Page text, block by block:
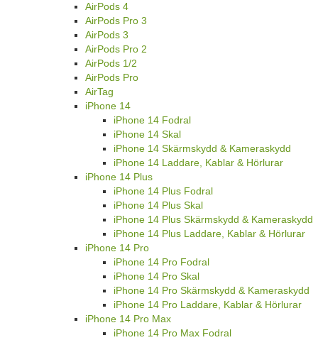
AirPods 4
AirPods Pro 3
AirPods 3
AirPods Pro 2
AirPods 1/2
AirPods Pro
AirTag
iPhone 14
iPhone 14 Fodral
iPhone 14 Skal
iPhone 14 Skärmskydd & Kameraskydd
iPhone 14 Laddare, Kablar & Hörlurar
iPhone 14 Plus
iPhone 14 Plus Fodral
iPhone 14 Plus Skal
iPhone 14 Plus Skärmskydd & Kameraskydd
iPhone 14 Plus Laddare, Kablar & Hörlurar
iPhone 14 Pro
iPhone 14 Pro Fodral
iPhone 14 Pro Skal
iPhone 14 Pro Skärmskydd & Kameraskydd
iPhone 14 Pro Laddare, Kablar & Hörlurar
iPhone 14 Pro Max
iPhone 14 Pro Max Fodral